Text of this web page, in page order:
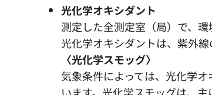
光化学オキシダント
測定した全測定室（局）で、環
光化学オキシダントは、紫外
〈光化学スモッグ〉
気象条件によっては、光化学